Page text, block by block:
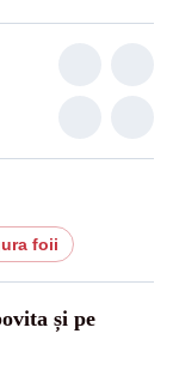
foii
și pe